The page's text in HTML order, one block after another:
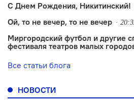
С Днем Рождения, Никитинский!
Ой, то не вечер, то не вечер
Миргородский футбол и другие
фестиваля театров малых
Все статьи блога
НОВОСТИ